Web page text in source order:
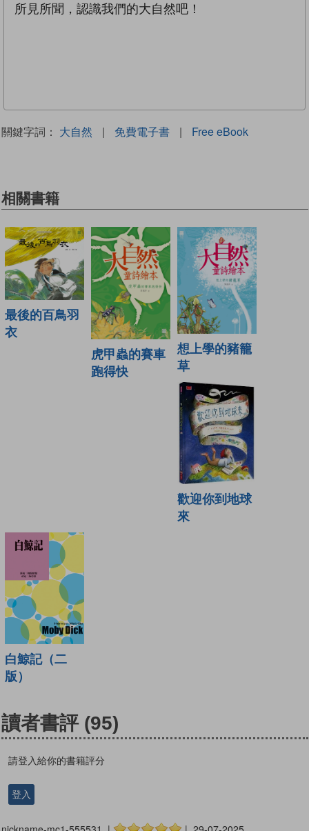
所見所聞，認識我們的大自然吧！
關鍵字詞： 大自然 | 免費電子書 | Free eBook
相關書籍
最後的百鳥羽
衣
虎甲蟲的賽車
跑得快
想上學的豬籠
草
歡迎你到地球
來
白鯨記（二
版）
讀者書評 (95)
請登入給你的書籍評分
登入